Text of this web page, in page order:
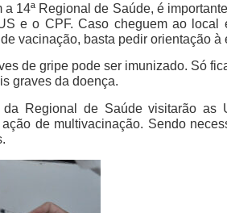
a 14ª Regional de Saúde, é
e o CPF. Caso cheguem ao local
vacinação, basta pedir orientação à
de gripe pode ser imunizado. Só
graves da doença.
Regional de Saúde visitarão as
de multivacinação. Sendo